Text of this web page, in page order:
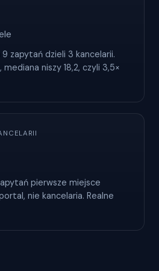
zapytań dzieli 3 kancelarii.
niszy 18,2, czyli 3,5×
pierwsze miejsce
nie kancelaria. Realne